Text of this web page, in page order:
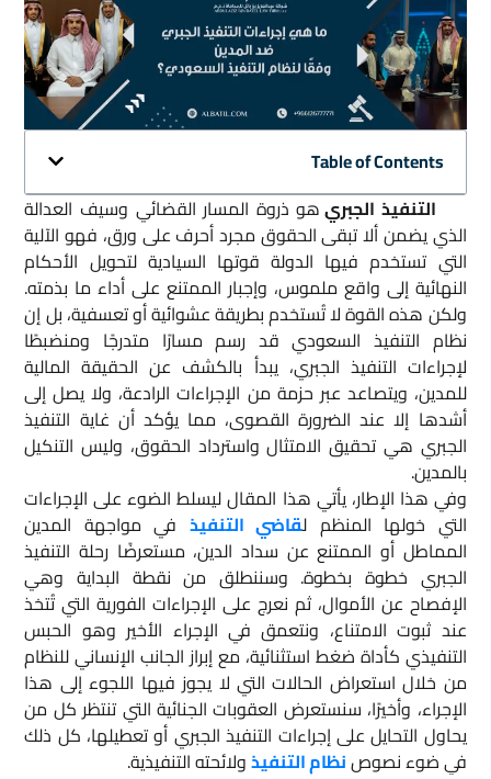
Table of Contents
التنفيذ الجبريهو ذروة المسار القضائي وسيف العدالة
الذي يضمن ألا تبقى الحقوق مجرد أحرف على ورق، فهو الآلية
التي تستخدم فيها الدولة قوتها السيادية لتحويل الأحكام
النهائية إلى واقع ملموس، وإجبار الممتنع على أداء ما بذمته.
ولكن هذه القوة لا تُستخدم بطريقة عشوائية أو تعسفية، بل إن
نظام التنفيذ السعودي قد رسم مسارًا متدرجًا ومنضبطًا
لإجراءات التنفيذ الجبري، يبدأ بالكشف عن الحقيقة المالية
للمدين، ويتصاعد عبر حزمة من الإجراءات الرادعة، ولا يصل إلى
أشدها إلا عند الضرورة القصوى، مما يؤكد أن غاية التنفيذ
الجبري هي تحقيق الامتثال واسترداد الحقوق، وليس التنكيل
بالمدين.
وفي هذا الإطار، يأتي هذا المقال ليسلط الضوء على الإجراءات
التي خولها المنظم لقاضي التنفيذ في مواجهة المدين
المماطل أو الممتنع عن سداد الدين، مستعرضًا رحلة التنفيذ
الجبري خطوة بخطوة. وسننطلق من نقطة البداية وهي
الإفصاح عن الأموال، ثم نعرج على الإجراءات الفورية التي تُتخذ
عند ثبوت الامتناع، ونتعمق في الإجراء الأخير وهو الحبس
التنفيذي كأداة ضغط استثنائية، مع إبراز الجانب الإنساني للنظام
من خلال استعراض الحالات التي لا يجوز فيها اللجوء إلى هذا
الإجراء، وأخيرًا، سنستعرض العقوبات الجنائية التي تنتظر كل من
يحاول التحايل على إجراءات التنفيذ الجبري أو تعطيلها، كل ذلك
في ضوء نصوصنظام التنفيذولائحته التنفيذية.​